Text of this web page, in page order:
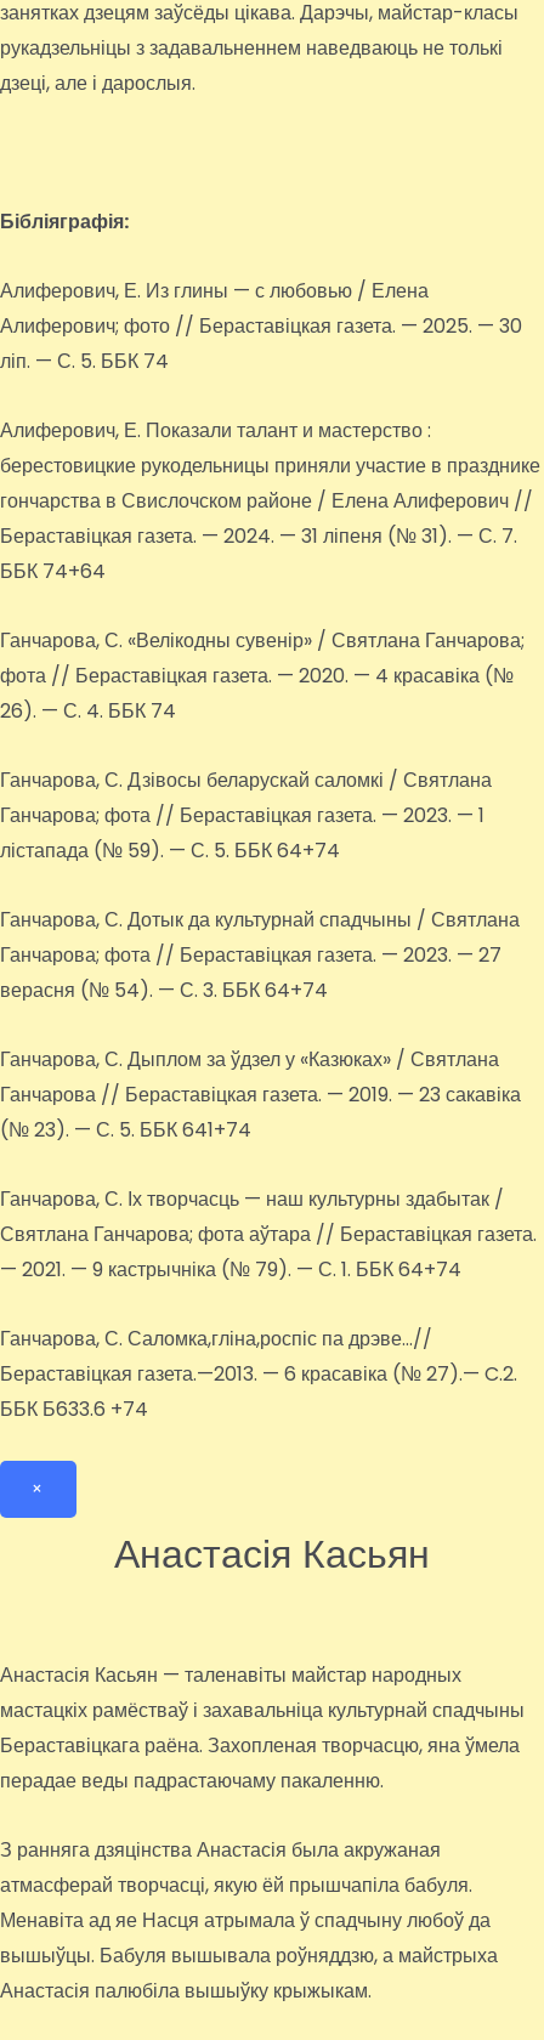
занятках дзецям заўсёды цікава. Дарэчы, майстар-класы
рукадзельніцы з задавальненнем наведваюць не толькі
дзеці, але і дарослыя.
Бібліяграфія:
Алиферович, Е. Из глины — с любовью / Елена
Алиферович; фото // Бераставіцкая газета. — 2025. — 30
ліп. — С. 5. ББК 74
Алиферович, Е. Показали талант и мастерство :
берестовицкие рукодельницы приняли участие в празднике
гончарства в Свислочском районе / Елена Алиферович //
Бераставіцкая газета. — 2024. — 31 ліпеня (№ 31). — С. 7.
ББК 74+64
Ганчарова, С. «Велікодны сувенір» / Святлана Ганчарова;
фота // Бераставіцкая газета. — 2020. — 4 красавіка (№
26). — С. 4. ББК 74
Ганчарова, С. Дзівосы беларускай саломкі / Святлана
Ганчарова; фота // Бераставіцкая газета. — 2023. — 1
лістапада (№ 59). — С. 5. ББК 64+74
Ганчарова, С. Дотык да культурнай спадчыны / Святлана
Ганчарова; фота // Бераставіцкая газета. — 2023. — 27
верасня (№ 54). — С. 3. ББК 64+74
Ганчарова, С. Дыплом за ўдзел у «Казюках» / Святлана
Ганчарова // Бераставіцкая газета. — 2019. — 23 сакавіка
(№ 23). — С. 5. ББК 641+74
Ганчарова, С. Іх творчасць — наш культурны здабытак /
Святлана Ганчарова; фота аўтара // Бераставіцкая газета.
— 2021. — 9 кастрычніка (№ 79). — С. 1. ББК 64+74
Ганчарова, С. Саломка,гліна,роспіс па дрэве…//
Бераставіцкая газета.—2013. — 6 красавіка (№ 27).— C.2.
ББК Б633.6 +74
×
Анастасія Касьян
Анастасія Касьян — таленавіты майстар народных
мастацкіх рамёстваў і захавальніца культурнай спадчыны
Бераставіцкага раёна. Захопленая творчасцю, яна ўмела
перадае веды падрастаючаму пакаленню.
З ранняга дзяцінства Анастасія была акружаная
атмасферай творчасці, якую ёй прышчапіла бабуля.
Менавіта ад яе Насця атрымала ў спадчыну любоў да
вышыўцы. Бабуля вышывала роўняддзю, а майстрыха
Анастасія палюбіла вышыўку крыжыкам.